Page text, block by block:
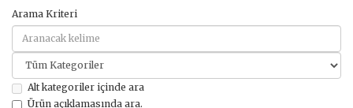
Arama Kriteri
Alt kategoriler içinde ara
Ürün açıklamasında ara.